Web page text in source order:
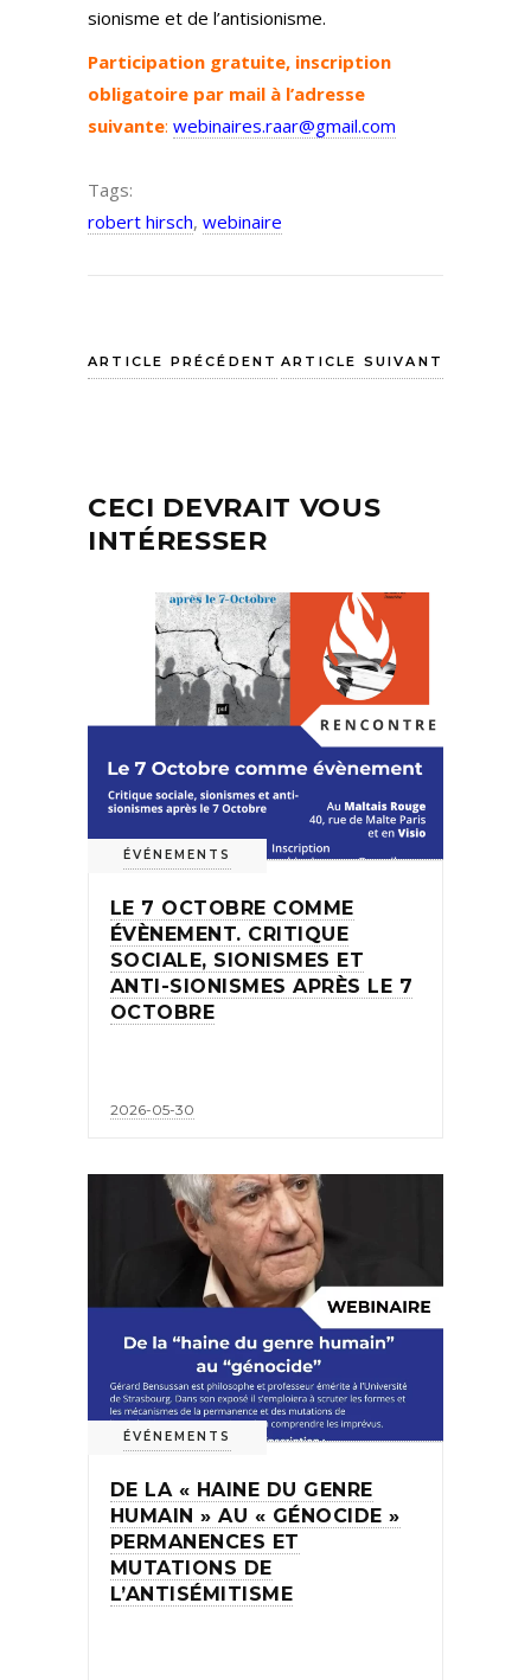
sionisme et de l’antisionisme.
Participation gratuite, inscription
obligatoire par mail à l’adresse
suivante: webinaires.raar@gmail.com
Tags:
robert hirsch, webinaire
ARTICLE PRÉCÉDENT ARTICLE SUIVANT
CECI DEVRAIT VOUS
INTÉRESSER
ÉVÉNEMENTS
LE 7 OCTOBRE COMME
ÉVÈNEMENT. CRITIQUE
SOCIALE, SIONISMES ET
ANTI-SIONISMES APRÈS LE 7
OCTOBRE
2026-05-30
ÉVÉNEMENTS
DE LA « HAINE DU GENRE
HUMAIN » AU « GÉNOCIDE »
PERMANENCES ET
MUTATIONS DE
L’ANTISÉMITISME